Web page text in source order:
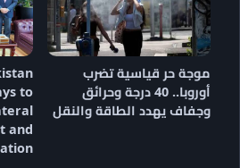
موجة حر قياسية تضرب
أوروبا.. 40 درجة وحرائق
وجفاف يهدد الطاقة والنقل
to
and